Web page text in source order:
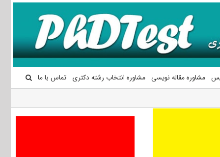
مشاوره مقاله نویسی مشاوره انتخاب رشته دکتری تماس با ما